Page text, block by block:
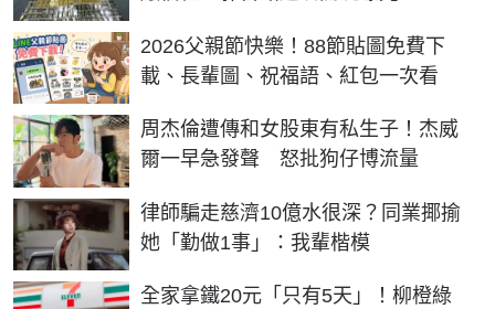
2026父親節快樂！88節貼圖免費下
載、長輩圖、祝福語、紅包一次看
周杰倫遭傳和女股東有私生子！杰威
爾一早急發聲 怒批狗仔博流量
律師騙走慈濟10億水很深？同業揶揄
她「勤做1事」：我輩楷模
全家拿鐵20元「只有5天」！柳橙綠